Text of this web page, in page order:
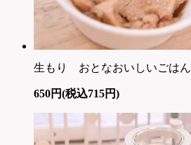
生もり おとなおいしいごはん
650円(税込715円)